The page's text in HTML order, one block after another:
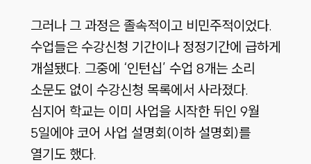
그러나 그 과정은 졸속적이고 비민주적이었다.
수업들은 수강신청 기간이나 정정기간에 급하게
개설됐다. 그중에 ‘인턴십’ 수업 8개는 소리
소문도 없이 수강신청 목록에서 사라졌다.
심지어 학교는 이미 사업을 시작한 뒤인 9월
5일에야 코어 사업 설명회(이하 설명회)를
열기도 했다.